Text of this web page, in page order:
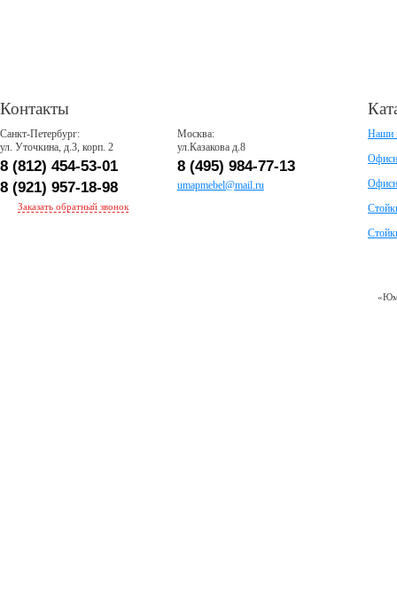
Контакты
Санкт-Петербург:
ул. Уточкина, д.3, корп. 2
8 (812) 454-53-01
8 (921) 957-18-98
Заказать обратный звонок
Москва:
ул.Казакова д.8
8 (495) 984-77-13
umapmebel@mail.ru
Наши